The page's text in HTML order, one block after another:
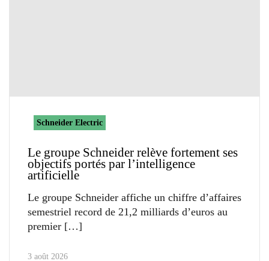
Schneider Electric
Le groupe Schneider relève fortement ses
objectifs portés par l’intelligence
artificielle
Le groupe Schneider affiche un chiffre d’affaires
semestriel record de 21,2 milliards d’euros au
premier
3 août 2026